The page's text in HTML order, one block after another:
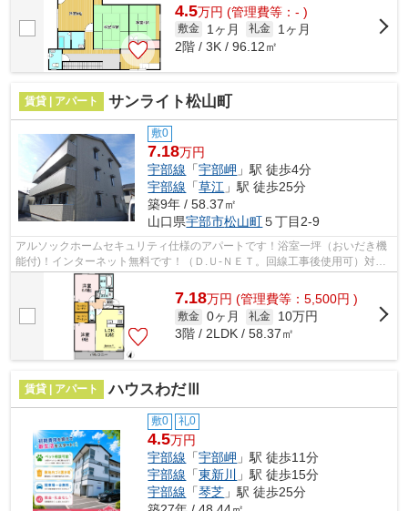
4.5万円 (管理費等：- )
敷金 1ヶ月 礼金
1ヶ月
2階 / 3K / 96.12㎡
賃貸 | アパート サンライト松山町
敷0
7.18万円
宇部線 「宇部岬 」駅 徒歩4分
宇部線 「草江 」駅 徒歩25分
築9年 / 58.37㎡
山口県宇部市松山町５丁目2-9
アルソックホームセキュリティ仕様のアパートです！浴室一坪（おいだき機
能付)！インターネット無料です！（Ｄ.Ｕ-ＮＥＴ。回線工事後使用可）対面
システムキッチン（３口ガスコンログ...
7.18万円 (管理費等：5,500円 )
敷金 0ヶ月 礼金
10万円
3階 / 2LDK / 58.37㎡
賃貸 | アパート ハウスわだⅢ
敷0 礼0
4.5万円
宇部線 「宇部岬 」駅 徒歩11分
宇部線 「東新川 」駅 徒歩15分
宇部線 「琴芝 」駅 徒歩25分